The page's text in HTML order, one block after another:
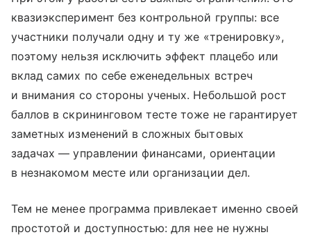
квазиэксперимент без контрольной группы: все
участники получали одну и ту же «тренировку»,
поэтому нельзя исключить эффект плацебо или
вклад самих по себе еженедельных встреч
и внимания со стороны ученых. Небольшой рост
баллов в скрининговом тесте тоже не гарантирует
заметных изменений в сложных бытовых
задачах — управлении финансами, ориентации
в незнакомом месте или организации дел.
Тем не менее программа привлекает именно своей
простотой и доступностью: для нее не нужны